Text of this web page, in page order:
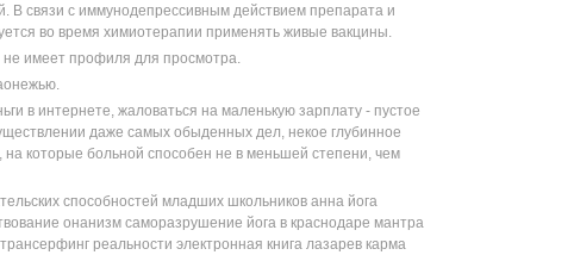
В связи с иммунодепрессивным действием препарата и
во время химиотерапии применять живые вакцины.
имеет профиля для просмотра.
в интернете, жаловаться на маленькую зарплату - пустое
даже самых обыденных дел, некое глубинное
на которые больной способен не в меньшей степени, чем
способностей младших школьников анна йога
онанизм саморазрушение йога в краснодаре мантра
реальности электронная книга лазарев карма